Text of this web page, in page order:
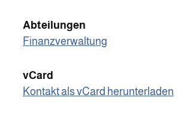
Abteilungen
Finanzverwaltung
vCard
Kontakt als vCard herunterladen